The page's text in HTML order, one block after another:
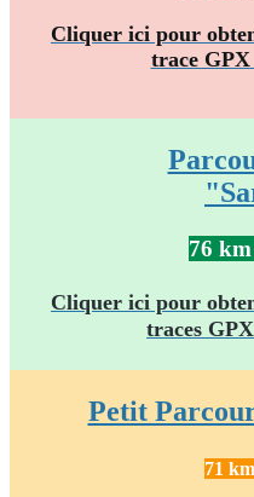
Cliquer ici pour
trace
76
Cliquer ici pour
traces
Petit
71